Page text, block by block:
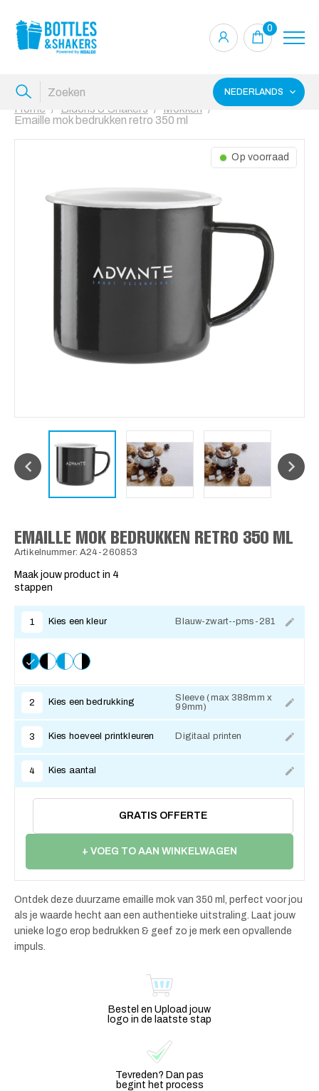
0
NEDERLANDS
Home Bidons & Shakers
Mokken
Emaille mok bedrukken retro 350 ml
Op voorraad
EMAILLE MOK BEDRUKKEN RETRO 350 ML
Artikelnummer: A24-260853
Maak jouw product in 4
stappen
1 Kies een kleur Blauw-zwart--pms-281
2 Kies een bedrukking
Sleeve (max 388mm x
99mm)
3 Kies hoeveel printkleuren Digitaal printen
4 Kies aantal
GRATIS OFFERTE
+ VOEG TO AAN WINKELWAGEN
Ontdek deze duurzame emaille mok van 350 ml, perfect voor jou
als je waarde hecht aan een authentieke uitstraling. Laat jouw
unieke logo erop bedrukken & geef zo je merk een opvallende
impuls.
Bestel en Upload jouw
logo in de laatste stap
Tevreden? Dan pas
begint het process